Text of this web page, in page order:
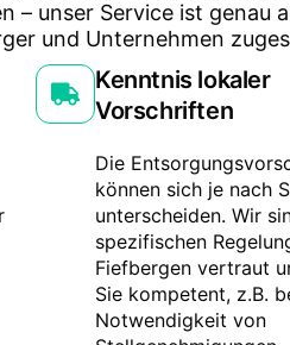
– unser Service ist genau
und Unternehmen
Kenntnis lokaler
Vorschriften
Die
können sich je nach
unterscheiden. Wir
spezifischen
Fiefbergen vertraut
Sie kompetent, z.B.
Notwendigkeit von